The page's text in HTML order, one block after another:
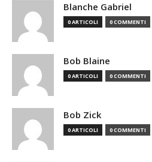
Blanche Gabriel
0 ARTICOLI 0 COMMENTI
Bob Blaine
0 ARTICOLI 0 COMMENTI
Bob Zick
0 ARTICOLI 0 COMMENTI